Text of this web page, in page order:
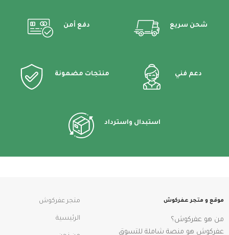
شحن سريع دفع أمن
دعم فني منتجات مضمونة
استبدال واسترداد
موقع و متجر عفركوش
من هو عفركوش؟
عفركوش هو منصة شاملة للتسوق
متجر عفركوش
الرئيسية